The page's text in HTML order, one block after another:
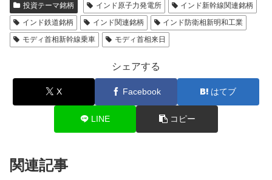
投資テーマ銘柄 インド原子力発電所
インド新幹線関連銘柄
インド鉄道銘柄
インド関連銘柄
インド防衛相新明和工業
モディ首相新幹線乗車
モディ首相来日
シェアする
X Facebook はてブ
LINE コピー
関連記事